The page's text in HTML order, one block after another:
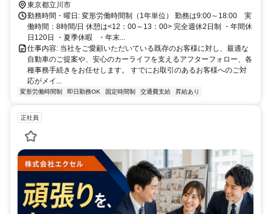
勤可 （駐車場なし＞自己手配）
東京都立川市
勤務時間・曜日: 変形労働時間制（1年単位） 勤務は9:00～18:00 実
働時間：8時間/日 休憩は<12：00～13：00> 完全週休2日制 ・年間休
日120日 ・夏季休暇 ・年末...
仕事内容: 当社をご愛顧いただいている既存のお客様に対し、最適な
自動車のご提案や、安心のカーライフを支えるアフターフォロー、各
種事務手続きをお任せします。 すでにお取引のあるお客様へのご対
応がメイ...
変形労働時間制 即日勤務OK 固定時間制 交通費支給 昇給あり
正社員